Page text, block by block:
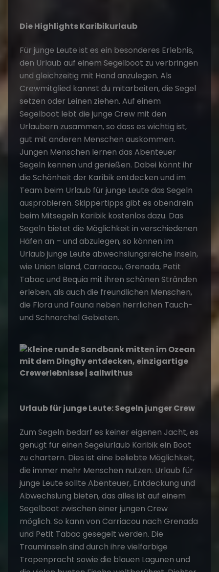
Die Highlights Karibikurlaub
Für junge Leute ist es ein besonderes Erlebnis,
den Urlaub auf einem Segelboot zu verbringen
und gleichzeitig mit Hand anzulegen. Als
Crewmitglied kannst du mitarbeiten, die Segel
setzen oder Leinen ziehen. Auf einem
Segelboot lebt die junge Crew mit den
Urlaubern zusammen, so dass es wichtig ist,
gut mit anderen Menschen auskommen.
Jungen Menschen lernen das Abenteuer
Segeln kennen und genießen. Dabei könnt ihr
die Schönheit der Karibik entdecken und im
Team beim Urlaub für junge Leute das Segeln
ausprobieren. Skippertipps gibt es obendrein
beim Mitsegeln Karibik kostenlos dazu. Das
Segeln bietet die Möglichkeit in verschiedenen
Häfen an – und abzulegen, so können im
Urlaub junge Leute abwechslungsreiche Inseln,
wie Union Island, Carriacou, Grenada, Petit
Tabac und Bequia mit ihren schönen Stränden
erleben, als auch die freundlichen Menschen,
die Flora und Fauna neben herrlichen Tauch-
und Schnorchel Gebieten.
Urlaub für junge Leute: Segeln junger Crew
Zum Segeln bedarf es keiner eigenen Jacht, es
genügt für einen Segelurlaub Karibik ein Boot
zu chartern. Dies ist eine beliebte Möglichkeit,
die immer mehr Menschen nutzen. Urlaub für
junge Leute sollte Abenteuer, Entdeckung und
Abwechslung bieten, das alles ist auf einem
Segelboot zwischen einer jungen Crew
möglich. So kann von Carriacou nach Grenada
und Petit Tabac gesegelt werden. Die
Trauminseln sind durch ihre vielfarbige
Tropenpracht sowie die blauen Lagunen und